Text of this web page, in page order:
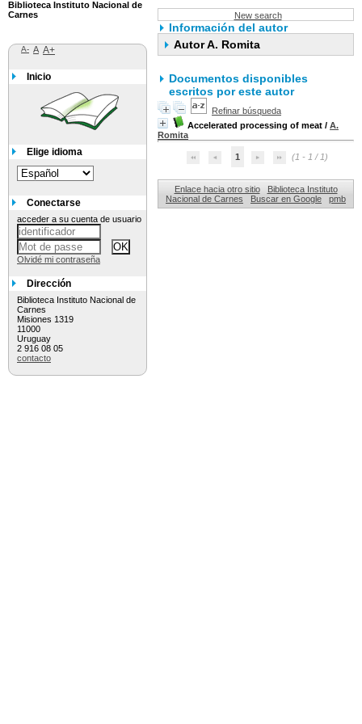
New search
Información del autor
Autor A. Romita
Documentos disponibles
escritos por este autor
Refinar búsqueda
Accelerated processing of meat / A.
Romita
1 (1 - 1 / 1)
Enlace hacia otro sitio
Biblioteca Instituto
Nacional de Carnes
Buscar en Google pmb
Biblioteca Instituto Nacional de
Carnes
A- A A+
Inicio
Elige idioma
Conectarse
acceder a su cuenta de usuario
Olvidé mi contraseña
Dirección
Biblioteca Instituto Nacional de
Carnes
Misiones 1319
11000
Uruguay
2 916 08 05
contacto